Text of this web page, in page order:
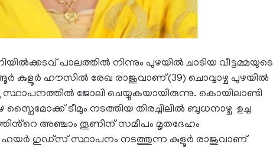
പാലത്തിൽ നിന്നും പുഴയിൽ ചാടിയ വീട്ടമ്മയുടെ
കുളൂർ ഹൗസിൽ രേഖ രാജുവാണ്(39) ചൊവ്വാഴ്ച പുഴയിൽ
സ്ഥാപനത്തിൽ ജോലി ചെയ്യുകയായിരുന്നു. കൊയിലാണ്ടി
സ്പൈമോക്ക് ടീമും നടത്തിയ തിരച്ചിലിൽ ബുധനാഴ്ച ഉച്ച
അഞ്ചാം തൂണിന് സമീപം മൃതദേഹം
ഹയർ ഗുഡ്സ് സ്ഥാപനം നടത്തുന്ന കുളൂർ രാജുവാണ്